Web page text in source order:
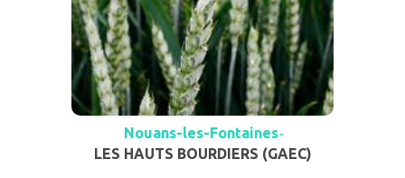
Nouans-les-Fontaines-
LES HAUTS BOURDIERS (GAEC)